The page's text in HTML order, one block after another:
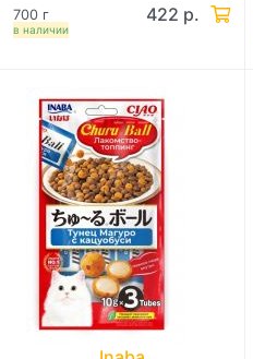
в наличии
700 г 422 р.